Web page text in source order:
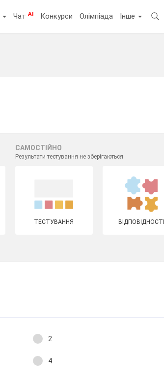
ЧатAI Конкурси Олімпіада Інше
САМОСТІЙНО
Результати тестування не зберігаються
ТЕСТУВАННЯ ВІДПОВІДНОСТІ
2
4